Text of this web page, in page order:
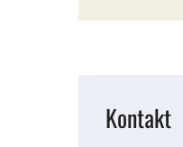
Kontakt